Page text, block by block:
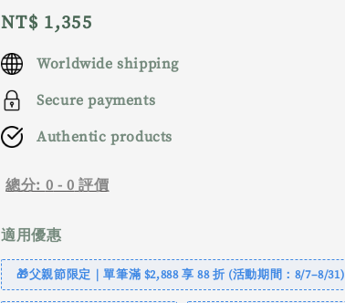
Regular
price
NT$ 1,355
Worldwide shipping
Secure payments
Authentic products
總分: 0 -0 評價
適用優惠
🎁父親節限定｜單筆滿 $2,888 享 88 折 (活動期間：8/7–8/31)